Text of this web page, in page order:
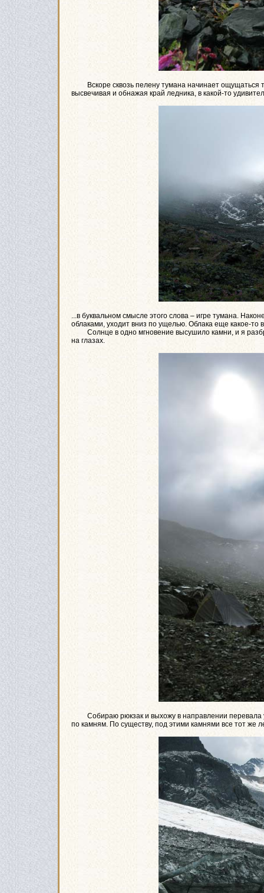
Вскоре сквозь пелену тумана начинает ощущаться
высвечивая и обнажая край ледника, в какой-то
...в буквальном смысле этого слова – игре тумана.
облаками, уходит вниз по ущелью. Облака еще какое-то
Солнце в одно мгновение высушило камни, и я
на глазах.
Собираю рюкзак и выхожу в направлении перевала
по камням. По существу, под этими камнями все тот же